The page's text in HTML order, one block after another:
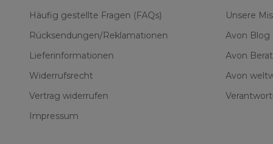
Häufig gestellte Fragen (FAQs)
Rücksendungen/Reklamationen
Lieferinformationen
Widerrufsrecht
Vertrag widerrufen
Impressum
Unsere
Avon Blog
Avon
Avon